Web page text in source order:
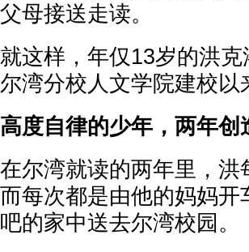
父母接送走读。
就这样，年仅13岁的洪
尔湾分校人文学院建校
高度自律的少年，两年创
在尔湾就读的两年里，
而每次都是由他的妈妈
吧的家中送去尔湾校园。